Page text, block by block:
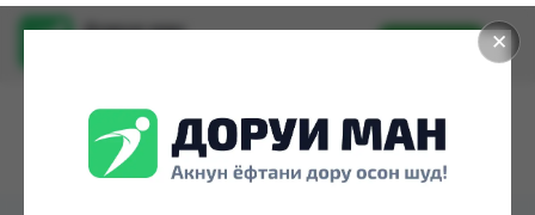
✕
Доруи ман
Установить